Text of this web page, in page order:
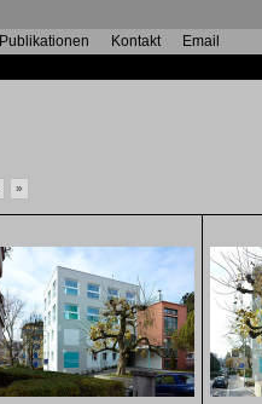
Publikationen Kontakt Email
»